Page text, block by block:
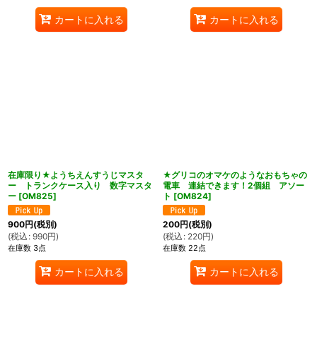
カートに入れる カートに入れる
在庫限り★ようちえんすうじマスタ
ー トランクケース入り 数字マスタ
ー [OM825]
900円(税別)
(税込 : 990円)
在庫数 3点
カートに入れる
★グリコのオマケのようなおもちゃの
電車 連結できます！2個組 アソー
ト [OM824]
200円(税別)
(税込 : 220円)
在庫数 22点
カートに入れる